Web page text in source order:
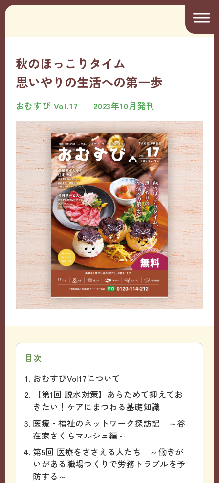
秋のほっこりタイム
思いやりの生活への第一歩
おむすび Vol.17 2023年10月発刊
目次
おむすびVol17について
【第1回 脱水対策】あらためて抑えてお
きたい！ケアにまつわる基礎知識
医療・福祉のネットワーク探訪記 ～谷
在家さくらマルシェ編～
第5回 医療をささえる人たち ～働きが
いがある職場つくりで労務トラブルを予
防する～